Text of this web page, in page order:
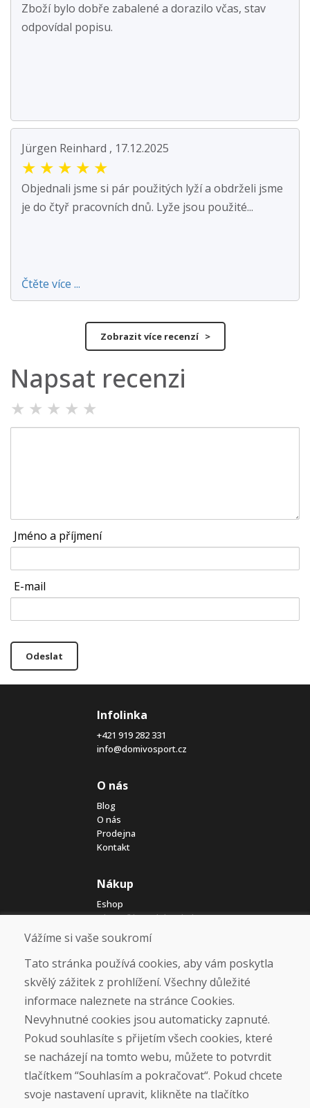
Zboží bylo dobře zabalené a dorazilo včas, stav
odpovídal popisu.
Jürgen Reinhard , 17.12.2025
★ ★ ★ ★ ★
Objednali jsme si pár použitých lyží a obdrželi jsme
je do čtyř pracovních dnů. Lyže jsou použité...
Čtěte více ...
Zobrazit více recenzí >
Napsat recenzi
★ ★ ★ ★ ★
Jméno a příjmení
E-mail
Odeslat
Infolinka
+421 919 282 331
info@domivosport.cz
O nás
Blog
O nás
Prodejna
Kontakt
Nákup
Eshop
Jak posíláme elektrokola
Obchodní podmínky
Doprava
Platba
Vrácení a výměna zboží
Ochrana osobních údajů
Cookies
Sociální sítě
Vážíme si vaše soukromí
Tato stránka používá cookies, aby vám poskytla
skvělý zážitek z prohlížení. Všechny důležité
informace naleznete na stránce Cookies.
Nevyhnutné cookies jsou automaticky zapnuté.
Pokud souhlasíte s přijetím všech cookies, které
se nacházejí na tomto webu, můžete to potvrdit
tlačítkem “Souhlasím a pokračovat“. Pokud chcete
svoje nastavení upravit, klikněte na tlačítko